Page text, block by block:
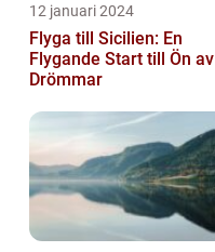
12 januari 2024
Flyga till Sicilien: En
Flygande Start till Ön av
Drömmar